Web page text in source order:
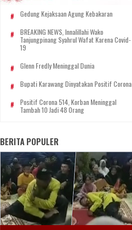
Gedung Kejaksaan Agung Kebakaran
BREAKING NEWS, Innalillahi Wako
Tanjungpinang Syahrul Wafat Karena Covid-
19
Glenn Fredly Meninggal Dunia
Bupati Karawang Dinyatakan Positif Corona
Positif Corona 514, Korban Meninggal
Tambah 10 Jadi 48 Orang
BERITA POPULER